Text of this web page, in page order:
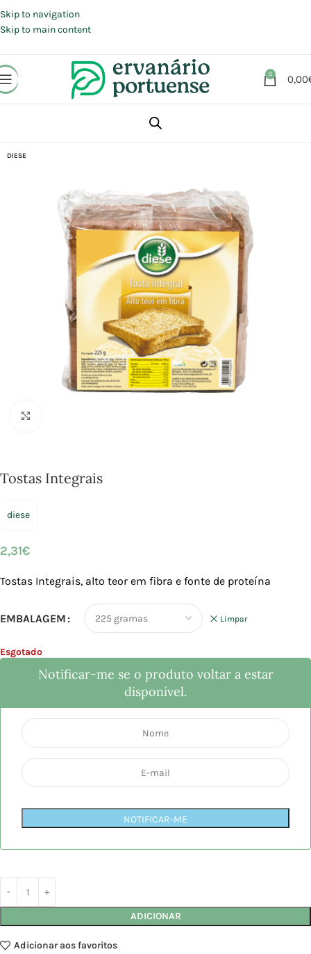
Skip to navigation
Skip to main content
0 0,00
Alimentação
DIESE
Tostas Integrais
diese
2,31€
Tostas Integrais, alto teor em fibra e fonte de proteína
EMBALAGEM Limpar
Esgotado
Notificar-me se o produto voltar a estar
disponível.
NOTIFICAR-ME
ADICIONAR
Adicionar aos favoritos